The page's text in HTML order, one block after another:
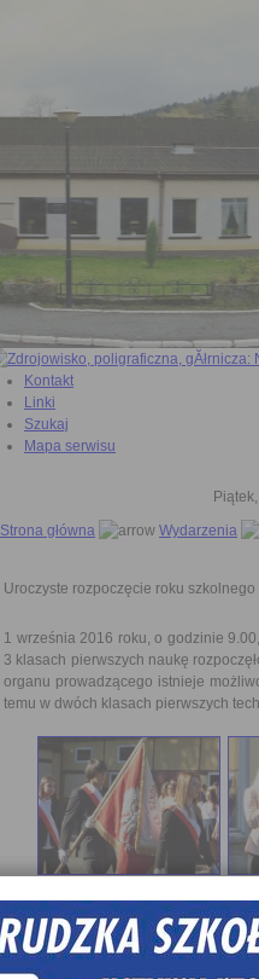
Kontakt
Linki
Szukaj
Mapa serwisu
Strona główna
Wydarzenia
Uroczyste rozpoczęcie roku
1 września 2016 roku, o godzinie 9.00,
3 klasach pierwszych naukę
organu prowadzącego istnieje
temu w dwóch klasach pierwszych
W całej szkole uczniowie kształcą
graficznych, technik elektryk,
pojazdów samochodowych oraz w
siebie zawodzie.